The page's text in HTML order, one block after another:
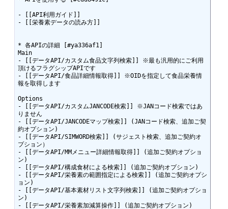
- [[API利用ガイド]]
- [[栄養素データの読み方]]
* 各APIの詳細 [#ya336af1]
Main
- [[データAPI/カスタム食品文字列検索]] ※最も汎用的にご利用
頂けるフラグシップAPIです
- [[データAPI/食品詳細情報取得]] ※OIDを指定して食品栄養情
報を取得します
Options
- [[データAPI/カスタムJANCODE検索]] ※JANコード検索ではあ
りません
- [[データAPI/JANCODEマップ検索]] (JANコード検索、追加ご契
約オプション)
- [[データAPI/SIMWORD検索]] (サジェスト検索、追加ご契約オ
プション）
- [[データAPI/MMメニュー詳細情報取得]] (追加ご契約オプショ
ン)
- [[データAPI/構成食材による検索]] (追加ご契約オプション)
- [[データAPI/栄養素の範囲指定による検索]] (追加ご契約オプシ
ョン)
- [[データAPI/基本素材リスト文字列検索]] (追加ご契約オプショ
ン)